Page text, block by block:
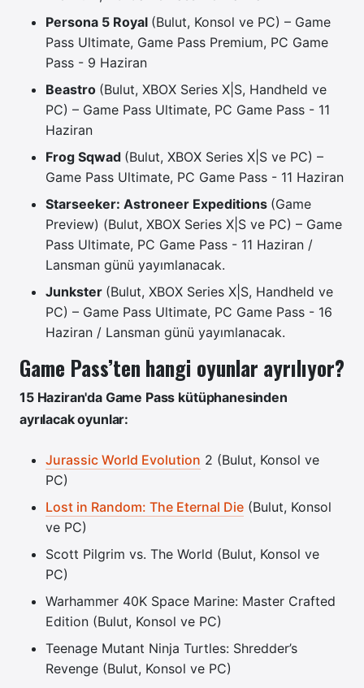
Persona 5 Royal (Bulut, Konsol ve PC) – Game
Pass Ultimate, Game Pass Premium, PC Game
Pass - 9 Haziran
Beastro (Bulut, XBOX Series X|S, Handheld ve
PC) – Game Pass Ultimate, PC Game Pass - 11
Haziran
Frog Sqwad (Bulut, XBOX Series X|S ve PC) –
Game Pass Ultimate, PC Game Pass - 11 Haziran
Starseeker: Astroneer Expeditions (Game
Preview) (Bulut, XBOX Series X|S ve PC) – Game
Pass Ultimate, PC Game Pass - 11 Haziran /
Lansman günü yayımlanacak.
Junkster (Bulut, XBOX Series X|S, Handheld ve
PC) – Game Pass Ultimate, PC Game Pass - 16
Haziran / Lansman günü yayımlanacak.
Game Pass’ten hangi oyunlar ayrılıyor?
15 Haziran'da Game Pass kütüphanesinden
ayrılacak oyunlar:
Jurassic World Evolution 2 (Bulut, Konsol ve
PC)
Lost in Random: The Eternal Die (Bulut, Konsol
ve PC)
Scott Pilgrim vs. The World (Bulut, Konsol ve
PC)
Warhammer 40K Space Marine: Master Crafted
Edition (Bulut, Konsol ve PC)
Teenage Mutant Ninja Turtles: Shredder’s
Revenge (Bulut, Konsol ve PC)